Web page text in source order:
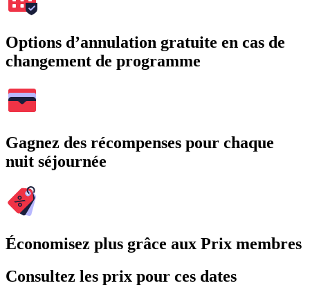
Options d’annulation gratuite en cas de
changement de programme
Gagnez des récompenses pour chaque
nuit séjournée
Économisez plus grâce aux Prix membres
Consultez les prix pour ces dates